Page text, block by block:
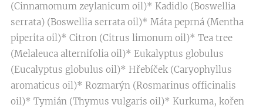
(Cinnamomum zeylanicum oil)* Kadidlo (Boswellia
serrata) (Boswellia serrata oil)* Máta peprná (Mentha
piperita oil)* Citron (Citrus limonum oil)* Tea tree
(Melaleuca alternifolia oil)* Eukalyptus globulus
(Eucalyptus globulus oil)* Hřebíček (Caryophyllus
aromaticus oil)* Rozmarýn (Rosmarinus officinalis
oil)* Tymián (Thymus vulgaris oil)* Kurkuma, kořen